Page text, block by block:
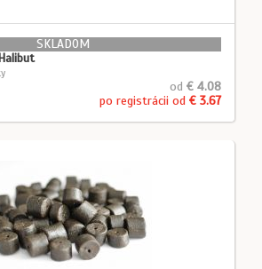
SKLADOM
od € 4.08
po registrácii od € 3.67